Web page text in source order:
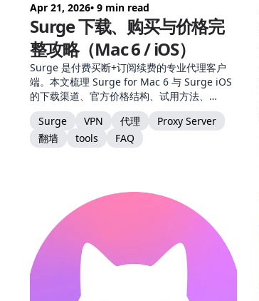
Apr 21, 2026• 9 min read
Surge 下载、购买与价格完
整攻略（Mac 6 / iOS）
Surge 是付费买断+订阅续费的专业代理客户
端。本文梳理 Surge for Mac 6 与 Surge iOS
的下载渠道、官方价格结构、试用方法、
License 激活与设备授权、升级策略，附上为
什么不推荐破解版、终身优惠从哪里买等常见
问题。
Surge VPN 代理
Proxy Server
翻墙
tools FAQ